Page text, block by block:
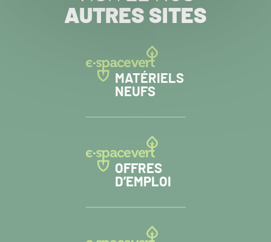
AUTRES SITES
MATÉRIELS
NEUFS
OFFRES
D’EMPLOI